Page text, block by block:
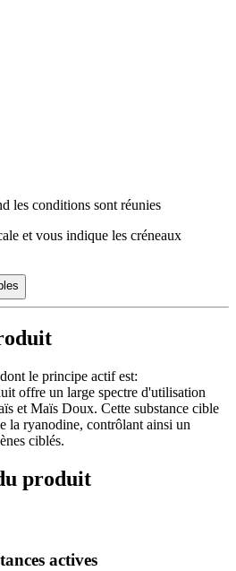
les conditions sont réunies
et vous indique les créneaux
le principe actif est:
offre un large spectre d'utilisation
et Maïs Doux. Cette substance cible
la ryanodine, contrôlant ainsi un
ciblés.
produit
actives